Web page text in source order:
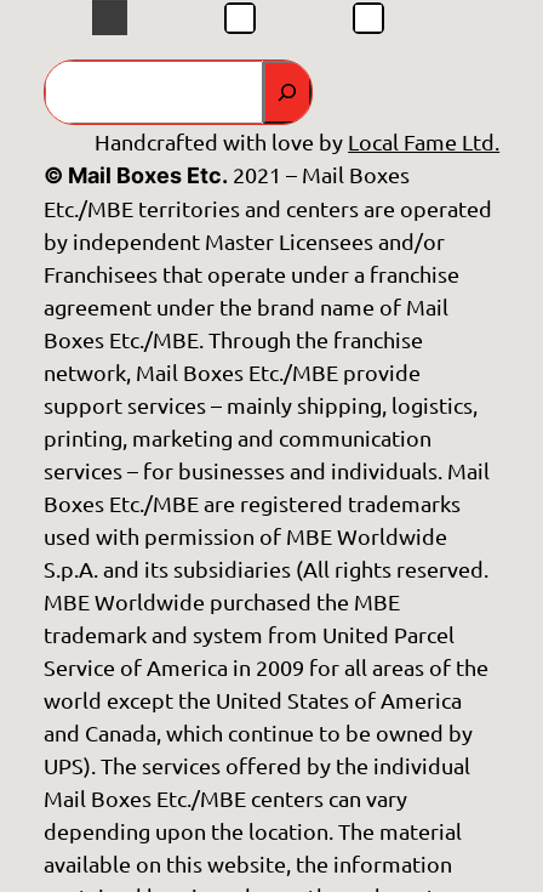
GO
Handcrafted with love by Local Fame Ltd.
© Mail Boxes Etc. 2021 – Mail Boxes
Etc./MBE territories and centers are operated
by independent Master Licensees and/or
Franchisees that operate under a franchise
agreement under the brand name of Mail
Boxes Etc./MBE. Through the franchise
network, Mail Boxes Etc./MBE provide
support services – mainly shipping, logistics,
printing, marketing and communication
services – for businesses and individuals. Mail
Boxes Etc./MBE are registered trademarks
used with permission of MBE Worldwide
S.p.A. and its subsidiaries (All rights reserved.
MBE Worldwide purchased the MBE
trademark and system from United Parcel
Service of America in 2009 for all areas of the
world except the United States of America
and Canada, which continue to be owned by
UPS). The services offered by the individual
Mail Boxes Etc./MBE centers can vary
depending upon the location. The material
available on this website, the information